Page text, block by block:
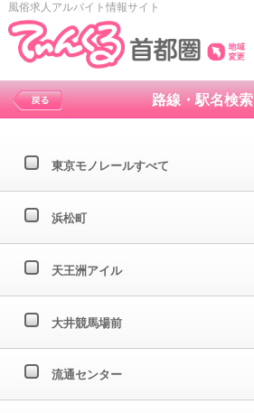
風俗求人アルバイト情報サイト
路線・駅名検索
東京モノレールすべて
浜松町
天王洲アイル
大井競馬場前
流通センター